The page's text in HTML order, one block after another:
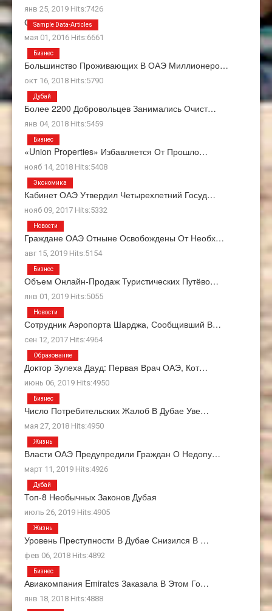
янв 25, 2019 Hits:7426
О Нас
мая 01, 2016 Hits:6661
Sample Data-Articles
Большинство Проживающих В ОАЭ Миллионеро…
окт 16, 2018 Hits:5790
Бизнес
Более 2200 Добровольцев Занимались Очист…
янв 04, 2018 Hits:5459
Дубай
«Union Properties» Избавляется От Прошло…
нояб 14, 2018 Hits:5408
Бизнес
Кабинет ОАЭ Утвердил Четырехлетний Госуд…
нояб 09, 2017 Hits:5332
Экономика
Граждане ОАЭ Отныне Освобождены От Необх…
авг 15, 2019 Hits:5154
Новости
Объем Онлайн-Продаж Туристических Путёво…
янв 01, 2019 Hits:5055
Бизнес
Сотрудник Аэропорта Шарджа, Сообщивший В…
сен 12, 2017 Hits:4964
Новости
Доктор Зулеха Дауд: Первая Врач ОАЭ, Кот…
июнь 06, 2019 Hits:4950
Образование
Число Потребительских Жалоб В Дубае Уве…
мая 27, 2018 Hits:4950
Бизнес
Власти ОАЭ Предупредили Граждан О Недопу…
март 11, 2019 Hits:4926
Жизнь
Топ-8 Необычных Законов Дубая
июль 26, 2019 Hits:4905
Дубай
Уровень Преступности В Дубае Снизился В …
фев 06, 2018 Hits:4892
Жизнь
Авиакомпания Emirates Заказала В Этом Го…
янв 18, 2018 Hits:4888
Бизнес